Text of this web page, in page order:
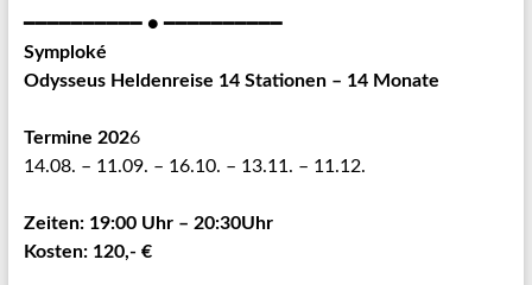
━━━━━━━━━━ ● ━━━━━━━━━━
Symploké
Odysseus Heldenreise 14 Stationen – 14 Monate
Termine 2026
14.08. – 11.09. – 16.10. – 13.11. – 11.12.
Zeiten: 19:00 Uhr – 20:30Uhr
Kosten: 120,- €